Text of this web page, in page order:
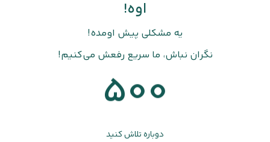
اوه!
یه مشکلی پیش اومده!
نگران نباش، ما سریع رفعش می‌کنیم!
500
دوباره تلاش کنید